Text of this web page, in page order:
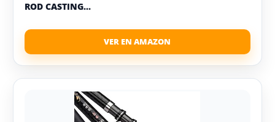
ROD CASTING...